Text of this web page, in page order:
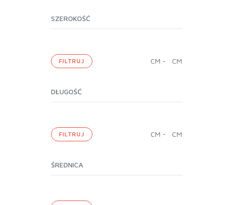
SZEROKOŚĆ
FILTRUJ CM - CM
DŁUGOŚĆ
FILTRUJ CM - CM
ŚREDNICA